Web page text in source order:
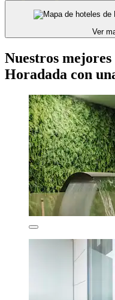
Ver
Nuestros
Horadada con